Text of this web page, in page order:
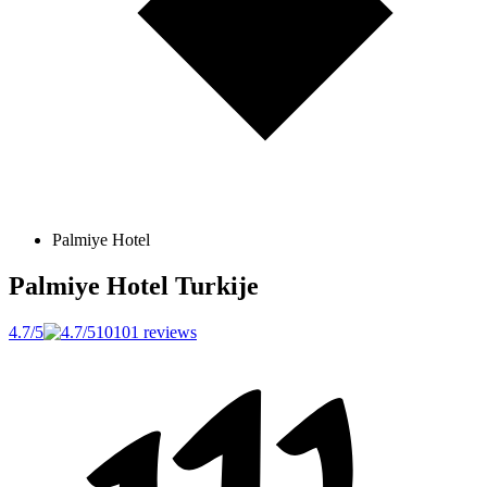
Palmiye Hotel
Palmiye Hotel Turkije
4.7/5 10101 reviews